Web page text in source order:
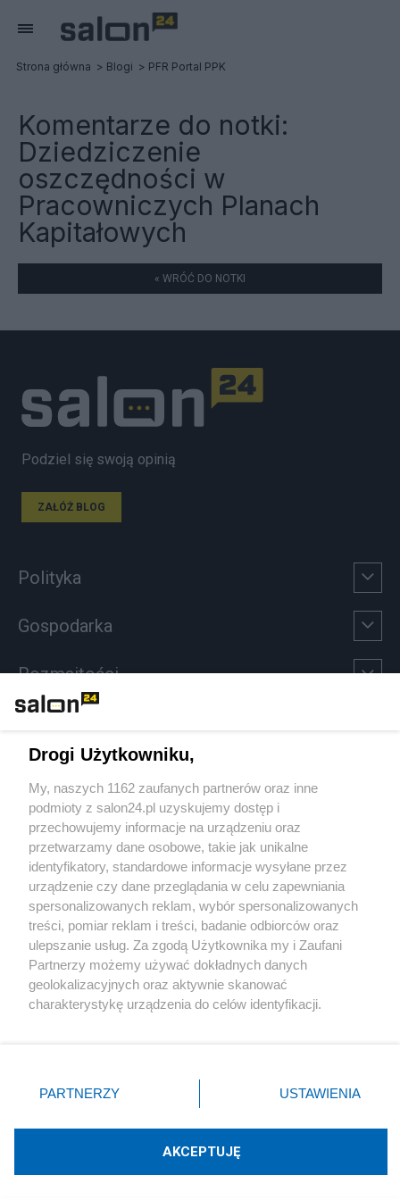
Strona główna Blogi PFR Portal PPK
Komentarze do notki:
Dziedziczenie
oszczędności w
Pracowniczych Planach
Kapitałowych
« WRÓĆ DO NOTKI
Podziel się swoją opinią
ZAŁÓŻ BLOG
Polityka
Gospodarka
Rozmaitości
Sport
Społeczeństwo
Kultura
X Facebook Instagram Youtube
Technologię dostarcza:W3media.pl
Drogi Użytkowniku,
My, naszych 1162 zaufanych partnerów oraz inne
podmioty z salon24.pl uzyskujemy dostęp i
przechowujemy informacje na urządzeniu oraz
przetwarzamy dane osobowe, takie jak unikalne
identyfikatory, standardowe informacje wysyłane przez
urządzenie czy dane przeglądania w celu zapewniania
spersonalizowanych reklam, wybór spersonalizowanych
treści, pomiar reklam i treści, badanie odbiorców oraz
ulepszanie usług. Za zgodą Użytkownika my i Zaufani
Partnerzy możemy używać dokładnych danych
geolokalizacyjnych oraz aktywnie skanować
charakterystykę urządzenia do celów identyfikacji.
zmienić/wycofać klikając przycisk ustawień prywatności
znajdujący się w lewym dolnym rogu strony
rodzaje przetwarzania danych nie wymagają zgody
użytkownika, ale masz prawo sprzeciwić się takiemu
PARTNERZY USTAWIENIA
AKCEPTUJĘ